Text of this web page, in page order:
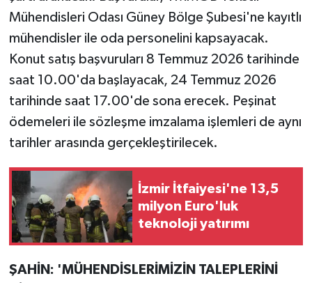
Mühendisleri Odası Güney Bölge Şubesi'ne kayıtlı
mühendisler ile oda personelini kapsayacak.
Konut satış başvuruları 8 Temmuz 2026 tarihinde
saat 10.00'da başlayacak, 24 Temmuz 2026
tarihinde saat 17.00'de sona erecek. Peşinat
ödemeleri ile sözleşme imzalama işlemleri de aynı
tarihler arasında gerçekleştirilecek.
İzmir İtfaiyesi'ne 13,5
milyon Euro'luk
teknoloji yatırımı
ŞAHİN: 'MÜHENDİSLERİMİZİN TALEPLERİNİ